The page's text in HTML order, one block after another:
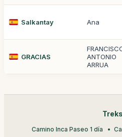
Salkantay Ana
GRACIAS
ANTONIO
ARRUA
Treks
Camino Inca Paseo 1 día